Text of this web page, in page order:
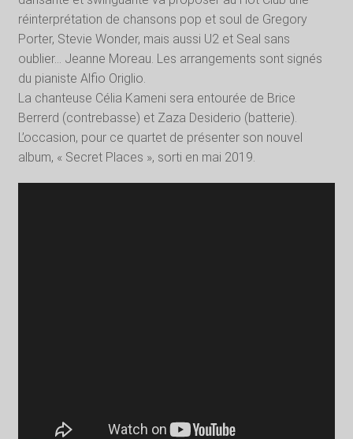
réinterprétation de chansons pop et soul de Gregory
Porter, Stevie Wonder, mais aussi U2 et Seal sans
oublier… Jeanne Moreau. Les arrangements sont signés
du pianiste Alfio Origlio.
La chanteuse Célia Kameni sera entourée de Brice
Berrerd (contrebasse) et Zaza Desiderio (batterie).
L’occasion, pour ce quartet de présenter son nouvel
album, « Secret Places », sorti en mai 2019.